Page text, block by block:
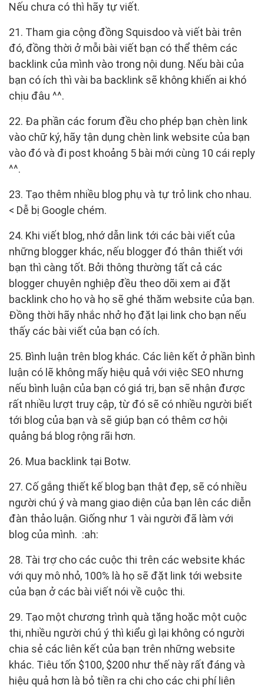
Nếu chưa có thì hãy tự viết.
21. Tham gia cộng đồng Squisdoo và viết bài trên
đó, đồng thời ở mỗi bài viết bạn có thể thêm các
backlink của mình vào trong nội dung. Nếu bài của
bạn có ích thì vài ba backlink sẽ không khiến ai khó
chịu đâu ^^.
22. Đa phần các forum đều cho phép bạn chèn link
vào chữ ký, hãy tận dụng chèn link website của bạn
vào đó và đi post khoảng 5 bài mới cùng 10 cái reply
^^.
23. Tạo thêm nhiều blog phụ và tự trỏ link cho nhau.
< Dễ bị Google chém.
24. Khi viết blog, nhớ dẫn link tới các bài viết của
những blogger khác, nếu blogger đó thân thiết với
bạn thì càng tốt. Bởi thông thường tất cả các
blogger chuyên nghiệp đều theo dõi xem ai đặt
backlink cho họ và họ sẽ ghé thăm website của bạn.
Đồng thời hãy nhắc nhở họ đặt lại link cho bạn nếu
thấy các bài viết của bạn có ích.
25. Bình luận trên blog khác. Các liên kết ở phần bình
luận có lẽ không mấy hiệu quả với việc SEO nhưng
nếu bình luận của bạn có giá trị, bạn sẽ nhận được
rất nhiều lượt truy cập, từ đó sẽ có nhiều người biết
tới blog của bạn và sẽ giúp bạn có thêm cơ hội
quảng bá blog rộng rãi hơn.
26. Mua backlink tại Botw.
27. Cố gắng thiết kế blog bạn thật đẹp, sẽ có nhiều
người chú ý và mang giao diện của bạn lên các diễn
đàn thảo luận. Giống như 1 vài người đã làm với
blog của mình. :ah:
28. Tài trợ cho các cuộc thi trên các website khác
với quy mô nhỏ, 100% là họ sẽ đặt link tới website
của bạn ở các bài viết nói về cuộc thi.
29. Tạo một chương trình quà tặng hoặc một cuộc
thi, nhiều người chú ý thì kiểu gì lại không có người
chia sẻ các liên kết của bạn trên những website
khác. Tiêu tốn $100, $200 như thế này rất đáng và
hiệu quả hơn là bỏ tiền ra chi cho các chi phí liên